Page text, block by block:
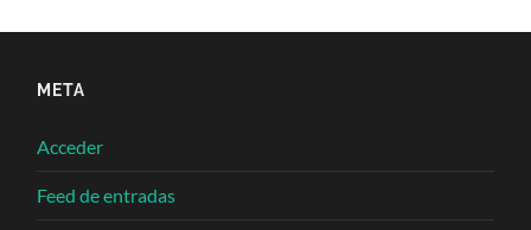
META
Acceder
Feed de entradas